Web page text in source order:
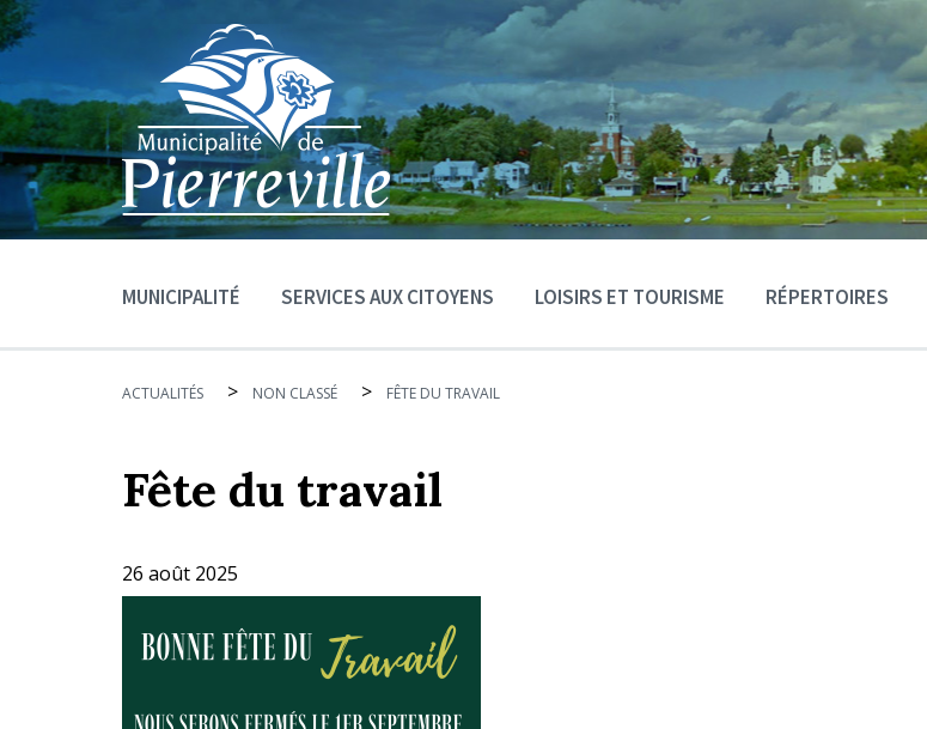
MUNICIPALITÉ SERVICES AUX CITOYENS LOISIRS ET TOURISME RÉPERTOIRES
ACTUALITÉS > NON CLASSÉ > FÊTE DU TRAVAIL
Fête du travail
26 août 2025